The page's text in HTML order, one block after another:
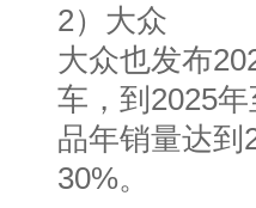
2）大众
大众也发布
车，到2025
品年销量达到
30%。